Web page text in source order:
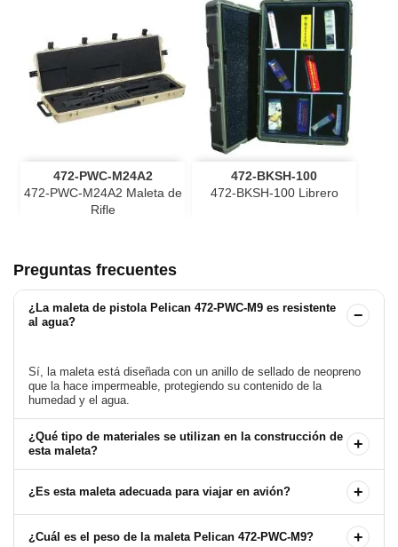
472-PWC-M24A2
472-PWC-M24A2 Maleta de
Rifle
472-BKSH-100
472-BKSH-100 Librero
Preguntas frecuentes
¿La maleta de pistola Pelican 472-PWC-M9 es resistente
al agua?
−
Sí, la maleta está diseñada con un anillo de sellado de neopreno
que la hace impermeable, protegiendo su contenido de la
¿Qué tipo de materiales se utilizan en la construcción de
esta maleta?
+
¿Es esta maleta adecuada para viajar en avión? +
¿Cuál es el peso de la maleta Pelican 472-PWC-M9? +